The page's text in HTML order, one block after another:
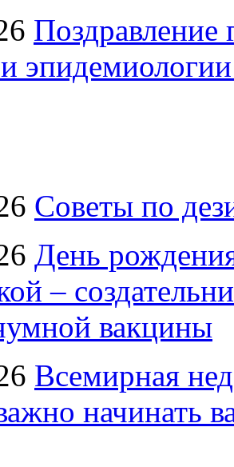
Поздравление
Советы по
День
–
вакцины
Всемирная
начинать